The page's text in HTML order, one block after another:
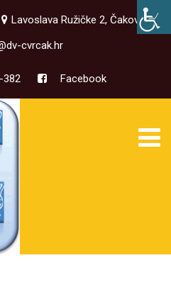
Lavoslava Ružičke 2, Čakovec
cvrcak.hr
382 Facebook